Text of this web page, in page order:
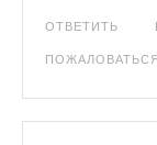
ОТВЕТИТЬ
ПОЖАЛОВАТЬСЯ